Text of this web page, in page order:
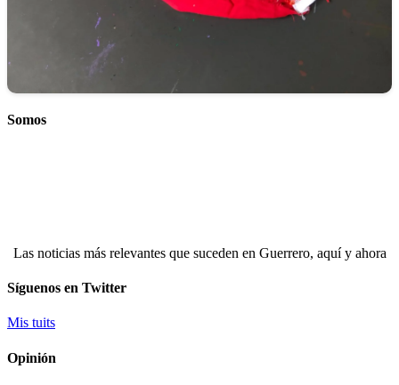
Somos
Las noticias más relevantes que suceden en Guerrero, aquí y ahora
Síguenos en Twitter
Mis tuits
Opinión